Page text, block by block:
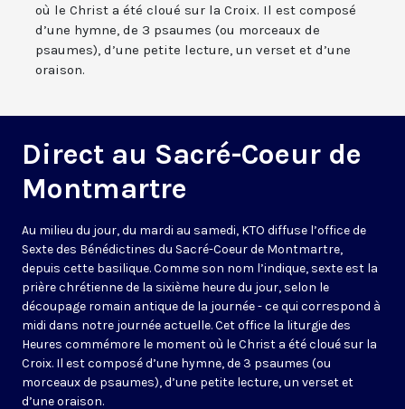
où le Christ a été cloué sur la Croix. Il est composé
d’une hymne, de 3 psaumes (ou morceaux de
psaumes), d’une petite lecture, un verset et d’une
oraison.
Direct au Sacré-Coeur de
Montmartre
Au milieu du jour, du mardi au samedi, KTO diffuse l’office de
Sexte des Bénédictines du Sacré-Coeur de Montmartre,
depuis cette basilique. Comme son nom l’indique, sexte est la
prière chrétienne de la sixième heure du jour, selon le
découpage romain antique de la journée - ce qui correspond à
midi dans notre journée actuelle. Cet office la liturgie des
Heures commémore le moment où le Christ a été cloué sur la
Croix. Il est composé d’une hymne, de 3 psaumes (ou
morceaux de psaumes), d’une petite lecture, un verset et
d’une oraison.